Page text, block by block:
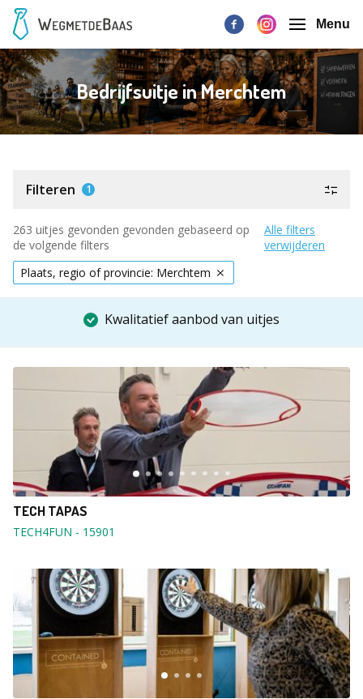
Menu
Bedrijfsuitje in Merchtem
Filteren 1
263 uitjes gevonden gevonden gebaseerd op
de volgende filters
Alle filters
verwijderen
Plaats, regio of provincie: Merchtem
Kwalitatief aanbod van uitjes
TECH TAPAS
TECH4FUN - 15901